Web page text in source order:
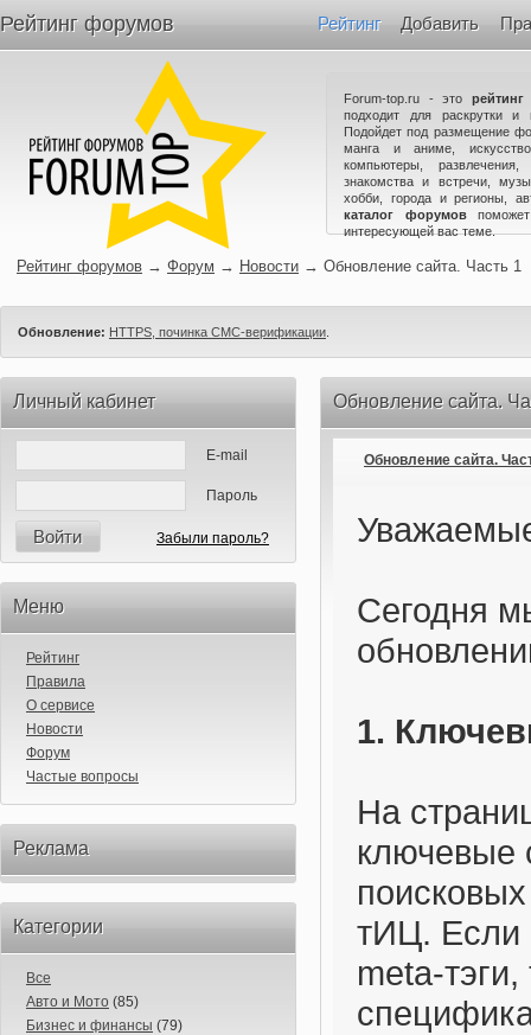
Рейтинг форумов Рейтинг Добавить
Forum-top.ru - это
подходит для раскрутки и
Подойдет под размещение
манга и аниме,
компьютеры,
знакомства и встречи,
хобби, города и регионы,
каталог форумов
интересующей вас теме.
Рейтинг форумов → Форум → Новости → Обновление сайта. Часть 1
Обновление: HTTPS, починка СМС-верификации
Личный кабинет
E-mail
Пароль
Войти Забыли пароль?
Меню
Рейтинг
Правила
О сервисе
Новости
Форум
Частые вопросы
Реклама
Категории
Все
Авто и Мото (85)
Бизнес и финансы (79)
Обновление сайта.
Обновление сайта.
Сегодня
1.
На
ключевые
тИЦ. Если
meta-